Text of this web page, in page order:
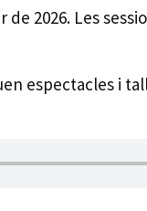
2026. Les
espectacles i